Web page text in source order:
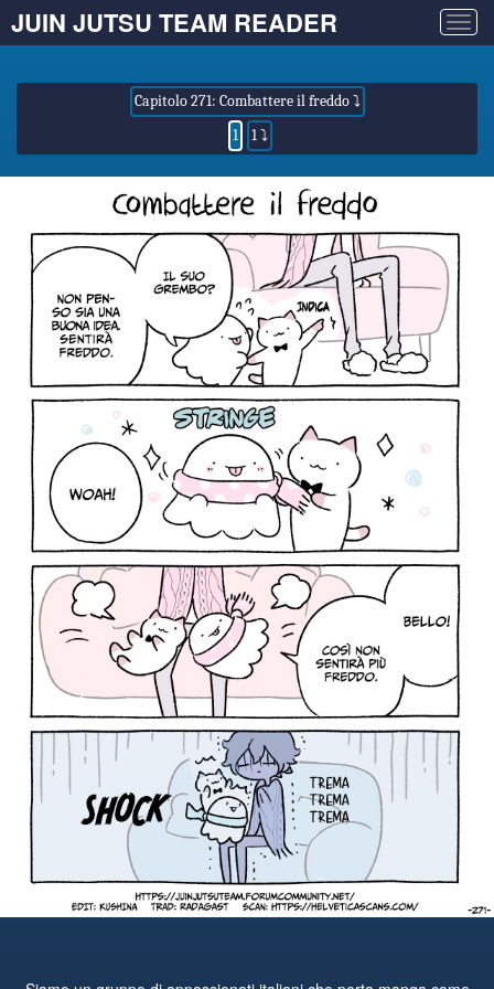
JUIN JUTSU TEAM READER
Capitolo 271: Combattere il freddo ⤵
1
1 ⤵